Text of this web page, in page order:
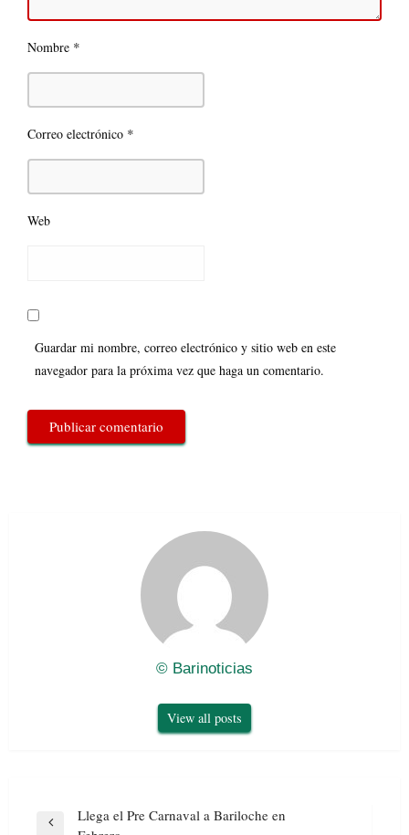
Nombre *
Correo electrónico *
Web
Guardar mi nombre, correo electrónico y sitio web en este
navegador para la próxima vez que haga un comentario.
© Barinoticias
View all posts
Navegación
Llega el Pre Carnaval a Bariloche en